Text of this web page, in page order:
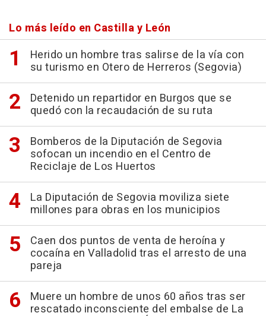
Lo más leído en Castilla y León
Herido un hombre tras salirse de la vía con
su turismo en Otero de Herreros (Segovia)
Detenido un repartidor en Burgos que se
quedó con la recaudación de su ruta
Bomberos de la Diputación de Segovia
sofocan un incendio en el Centro de
Reciclaje de Los Huertos
La Diputación de Segovia moviliza siete
millones para obras en los municipios
Caen dos puntos de venta de heroína y
cocaína en Valladolid tras el arresto de una
pareja
Muere un hombre de unos 60 años tras ser
rescatado inconsciente del embalse de La